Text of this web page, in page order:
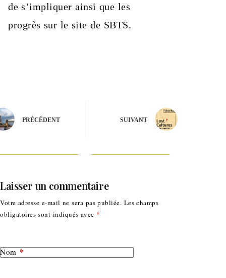
de s’impliquer ainsi que les
progrès sur le site de SBTS.
PRÉCÉDENT SUIVANT
Laisser un commentaire
Votre adresse e-mail ne sera pas publiée. Les champs
obligatoires sont indiqués avec *
Nom *